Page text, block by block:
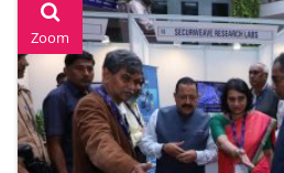
Zoom